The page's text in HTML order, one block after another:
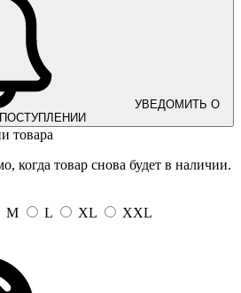
УВЕДОМИТЬ О
ПОСТУПЛЕНИИ
товара
когда товар снова будет в наличии.
M L XL XXL